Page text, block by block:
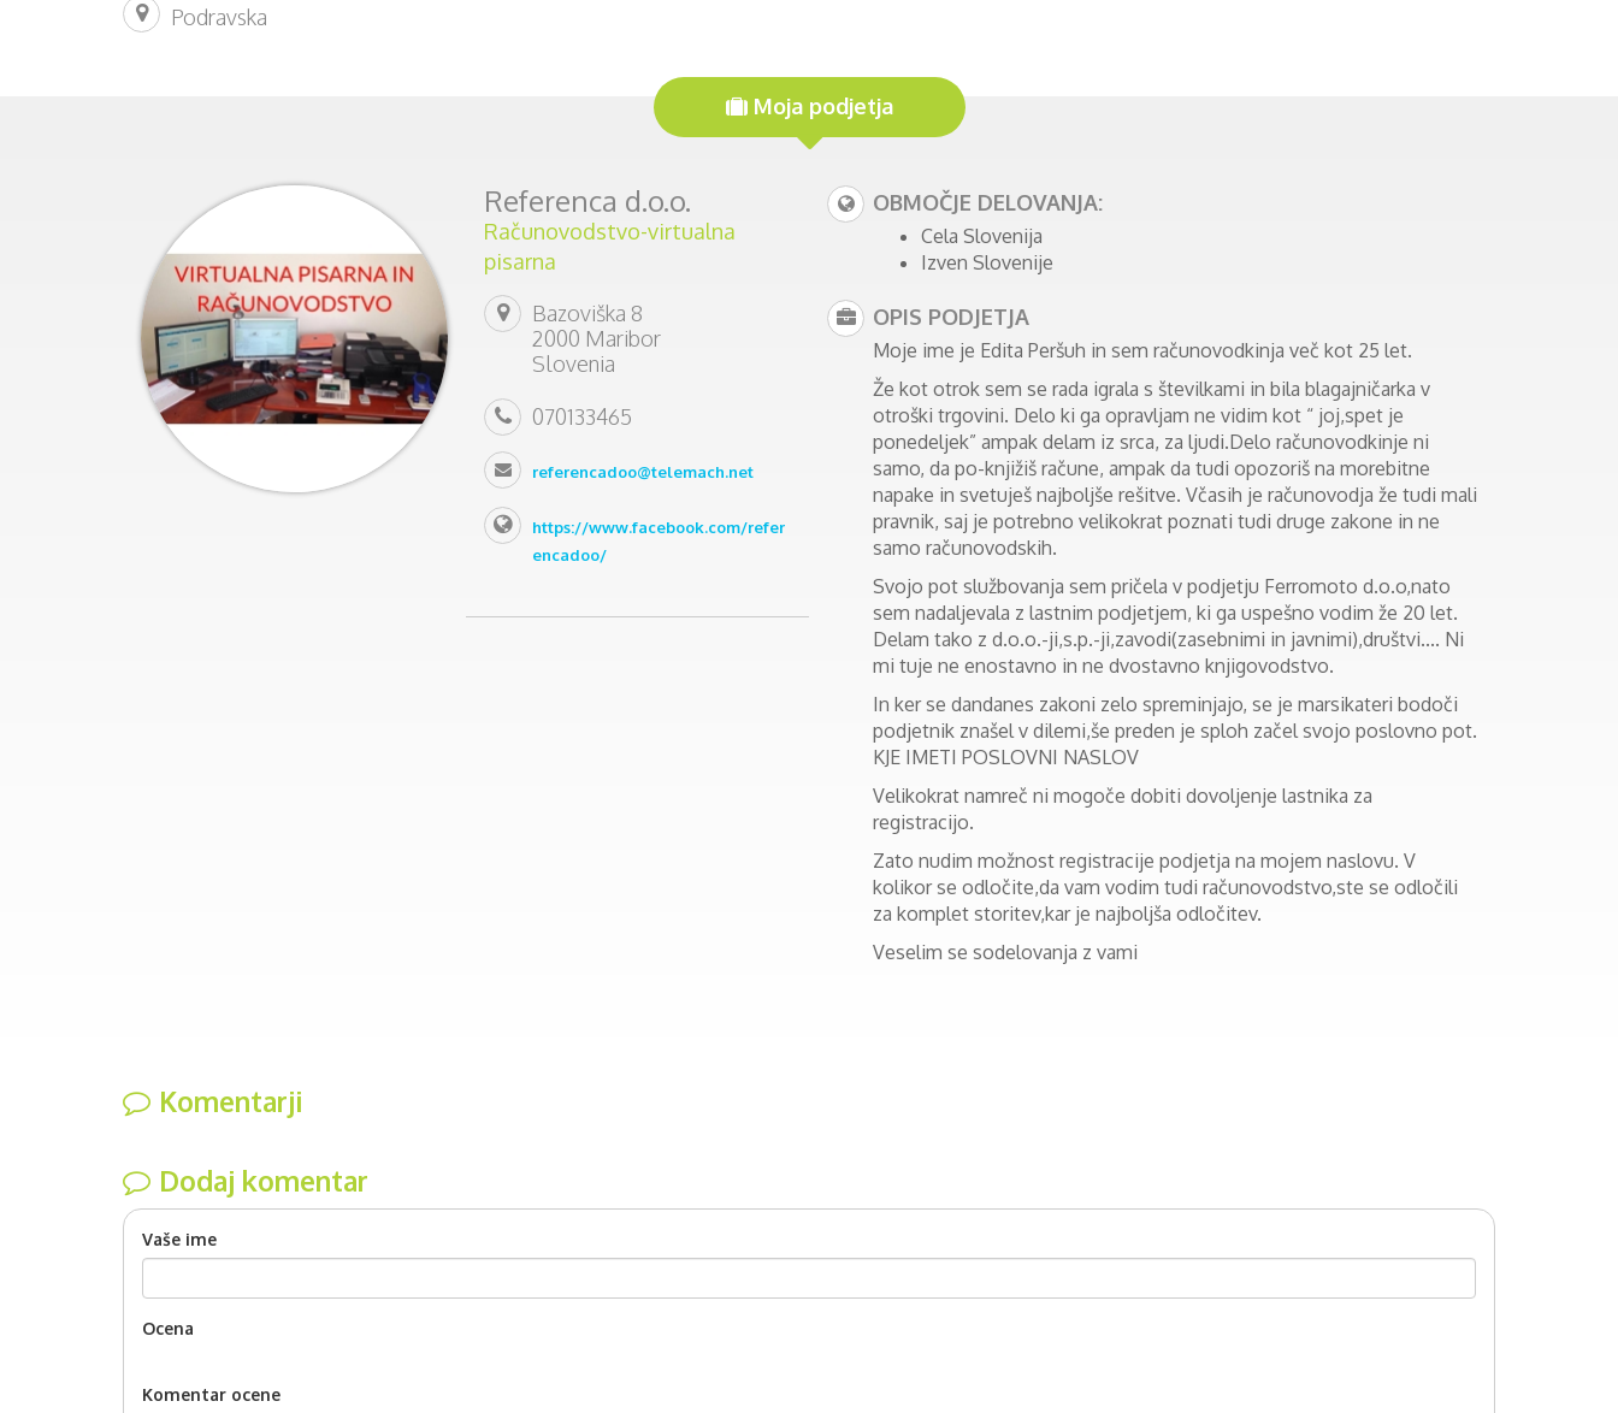
Podravska
Moja podjetja
Referenca d.o.o.
Računovodstvo-virtualna
pisarna
Bazoviška 8
2000 Maribor
Slovenia
070133465
referencadoo@telemach.net
https://www.facebook.com/refer
encadoo/
OBMOČJE DELOVANJA:
Cela Slovenija
Izven Slovenije
OPIS PODJETJA
Moje ime je Edita Peršuh in sem računovodkinja več kot 25 let.
Že kot otrok sem se rada igrala s številkami in bila blagajničarka v
otroški trgovini. Delo ki ga opravljam ne vidim kot “ joj,spet je
ponedeljek” ampak delam iz srca, za ljudi.Delo računovodkinje ni
samo, da po-knjižiš račune, ampak da tudi opozoriš na morebitne
napake in svetuješ najboljše rešitve. Včasih je računovodja že tudi mali
pravnik, saj je potrebno velikokrat poznati tudi druge zakone in ne
samo računovodskih.
Svojo pot službovanja sem pričela v podjetju Ferromoto d.o.o,nato
sem nadaljevala z lastnim podjetjem, ki ga uspešno vodim že 20 let.
Delam tako z d.o.o.-ji,s.p.-ji,zavodi(zasebnimi in javnimi),društvi.... Ni
mi tuje ne enostavno in ne dvostavno knjigovodstvo.
In ker se dandanes zakoni zelo spreminjajo, se je marsikateri bodoči
podjetnik znašel v dilemi,še preden je sploh začel svojo poslovno pot.
KJE IMETI POSLOVNI NASLOV
Velikokrat namreč ni mogoče dobiti dovoljenje lastnika za
registracijo.
Zato nudim možnost registracije podjetja na mojem naslovu. V
kolikor se odločite,da vam vodim tudi računovodstvo,ste se odločili
za komplet storitev,kar je najboljša odločitev.
Veselim se sodelovanja z vami
Komentarji
Dodaj komentar
Vaše ime
Ocena
Komentar ocene